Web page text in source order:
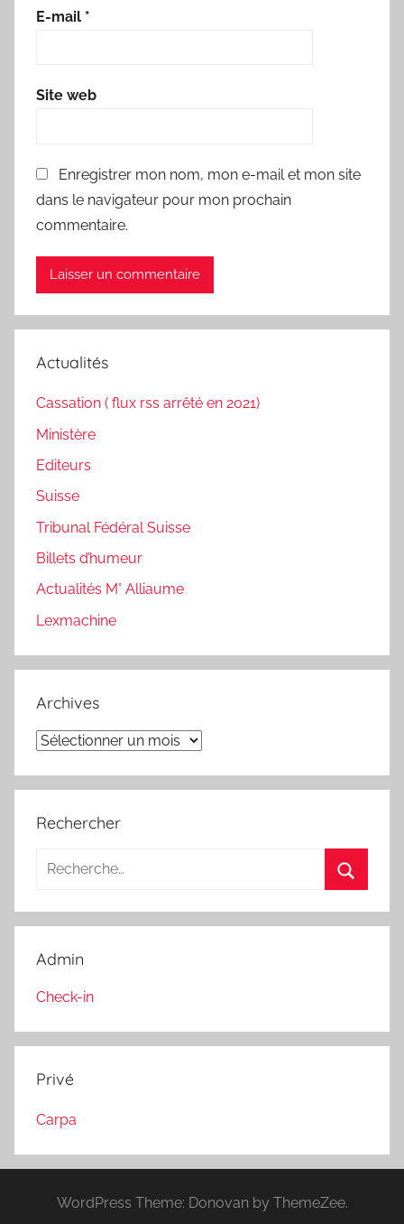
E-mail *
Site web
Enregistrer mon nom, mon e-mail et mon site
dans le navigateur pour mon prochain
commentaire.
Actualités
Cassation ( flux rss arrêté en 2021)
Ministère
Editeurs
Suisse
Tribunal Fédéral Suisse
Billets d’humeur
Actualités M° Alliaume
Lexmachine
Archives
Archives
Rechercher
Recherche
:
Admin
Check-in
Privé
Carpa
WordPress Theme: Donovan by ThemeZee.